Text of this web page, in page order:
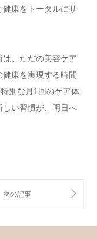
健康をトータルにサ
、ただの美容ケア
康を実現する時間
別な月1回のケア体
い習慣が、明日へ